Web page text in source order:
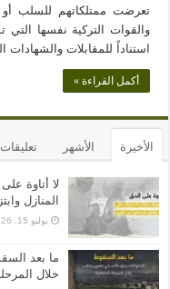
تعرضت ممتلكاتهم للسلب أو
والقوات التركية نفسها
استناداً للمقابلات والشهادات
أكمل القراءة »
الأخيرة الأشهر تعليقات
لا أتاوة
المنازل
يوليو 15, 2026
ما بعد
خلال